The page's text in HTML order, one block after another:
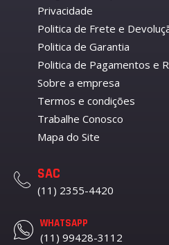
Privacidade
Politica de Frete e
Politica de Garantia
Politica de Pagamentos e
Sobre a empresa
Termos e condições
Trabalhe Conosco
Mapa do Site
SAC
(11) 2355-4420
WHATSAPP
(11) 99428-3112